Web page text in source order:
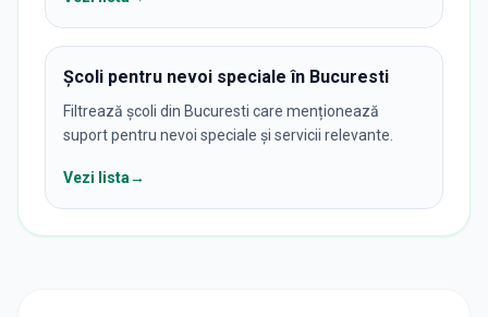
Școli pentru nevoi speciale în Bucuresti
Filtrează școli din Bucuresti care menționează
suport pentru nevoi speciale și servicii relevante.
Vezi lista→